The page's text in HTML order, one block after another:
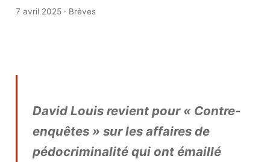
7 avril 2025· Brèves
David Louis revient pour « Contre-
enquêtes » sur les affaires de
pédocriminalité qui ont émaillé